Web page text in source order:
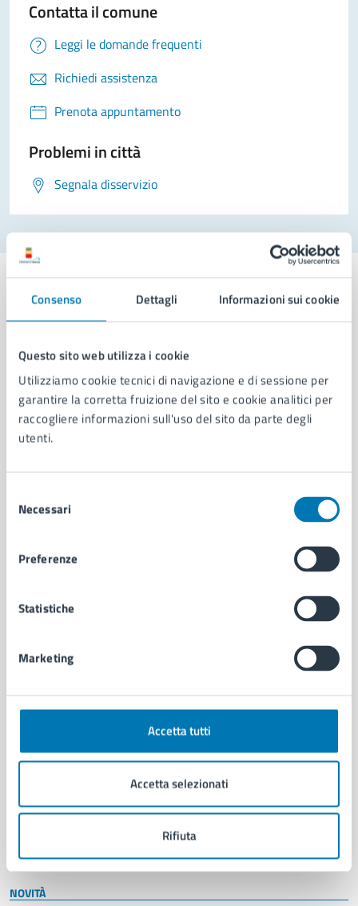
Consenso Dettagli Informazioni sui cookie
Questo sito web utilizza i cookie
Utilizziamo cookie tecnici di navigazione e di sessione per
garantire la corretta fruizione del sito e cookie analitici per
raccogliere informazioni sull'uso del sito da parte degli
utenti.
delNecessari
Preferenze
Statistiche
Marketing
Accetta tutti
Accetta selezionati
Rifiuta
Contatta il comune
Leggi le domande frequenti
Richiedi assistenza
Prenota appuntamento
Problemi in città
Segnala disservizio
AMMINISTRAZIONE
Aree amministrative
Organi di governo
Politici
Intranet, posta aziendale e protocollo
Anagrafe e stato civile
Giustizia e sicurezza pubblica
Salute, benessere e assistenza
Servizi Cimiteriali
NOVITÀ